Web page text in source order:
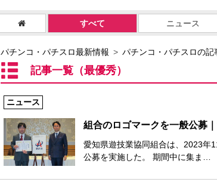
すべて ニュース
パチンコ・パチスロ最新情報 パチンコ・パチスロの記
記事一覧（最優秀）
ニュース
組合のロゴマークを一般公募
愛知県遊技業協同組合は、2023年
公募を実施した。 期間中に集ま…